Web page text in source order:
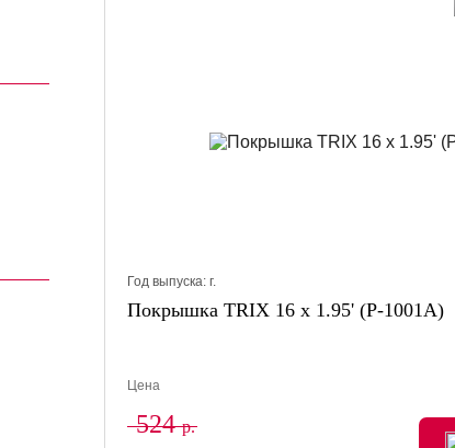
Год выпуска:г.
Покрышка TRIX 16 x 1.95' (P-1001A)
Цена
524р.